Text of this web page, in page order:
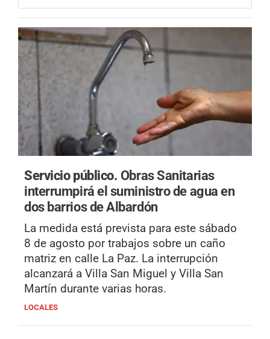
Servicio público. Obras Sanitarias
interrumpirá el suministro de agua en
dos barrios de Albardón
La medida está prevista para este sábado
8 de agosto por trabajos sobre un caño
matriz en calle La Paz. La interrupción
alcanzará a Villa San Miguel y Villa San
Martín durante varias horas.
LOCALES